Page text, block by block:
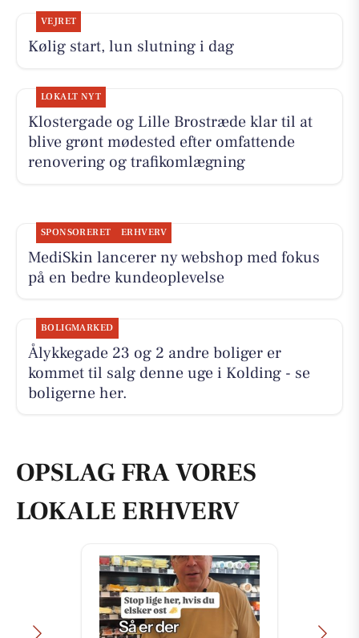
VEJRET
Kølig start, lun slutning i dag
LOKALT NYT
Klostergade og Lille Brostræde klar til at
blive grønt mødested efter omfattende
renovering og trafikomlægning
SPONSORERET ERHVERV
MediSkin lancerer ny webshop med fokus
på en bedre kundeoplevelse
BOLIGMARKED
Ålykkegade 23 og 2 andre boliger er
kommet til salg denne uge i Kolding - se
boligerne her.
OPSLAG FRA VORES
LOKALE ERHVERV